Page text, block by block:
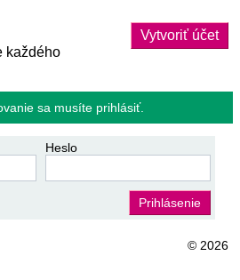
každého
Vytvoriť účet
sa musíte prihlásiť.
Heslo
Prihlásenie
© 2026